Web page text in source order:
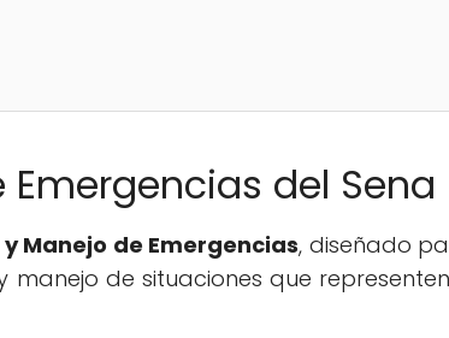
del Sena
Manejo de Emergencias, diseñado
de situaciones que